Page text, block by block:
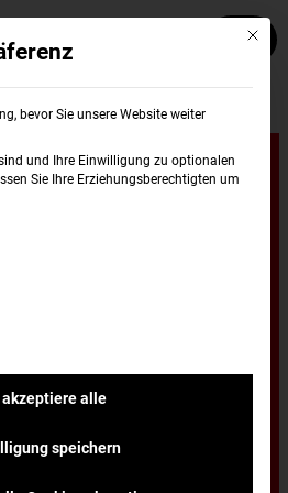
in
und hast Lust auf einen
Mit
bevor Sie unsere Website weiter
und Ihre Einwilligung zu optionalen
Sie Ihre Erziehungsberechtigten um
der Service-Gruppen, für
akzeptiere alle
speichern